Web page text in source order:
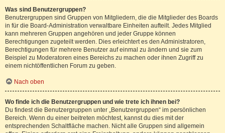
Was sind Benutzergruppen?
Benutzergruppen sind Gruppen von Mitgliedern, die die Mitglieder des Boards
in für die Board-Administration verwaltbare Einheiten aufteilt. Jedes Mitglied
kann mehreren Gruppen angehören und jeder Gruppe können
Berechtigungen zugeteilt werden. Dies erleichtert es den Administratoren,
Berechtigungen für mehrere Benutzer auf einmal zu ändern und sie zum
Beispiel zu Moderatoren eines Bereichs zu machen oder ihnen Zugriff zu
einem nichtöffentlichen Forum zu geben.
Nach oben
Wo finde ich die Benutzergruppen und wie trete ich ihnen bei?
Du findest die Benutzergruppen unter „Benutzergruppen“ im persönlichen
Bereich. Wenn du einer beitreten möchtest, kannst du dies mit der
entsprechenden Schaltfläche machen. Nicht alle Gruppen sind allgemein